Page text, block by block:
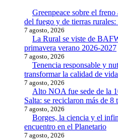
Greenpeace sobre el
del fuego y de tierras
7 agosto, 2026
La Rural se viste de
primavera verano 2026-2027
7 agosto, 2026
Tenencia responsable y
transformar la calidad de
7 agosto, 2026
Alto NOA fue sede de la
Salta: se reciclaron más de 8
7 agosto, 2026
Borges, la ciencia y el
encuentro en el Planetario
7 agosto, 2026